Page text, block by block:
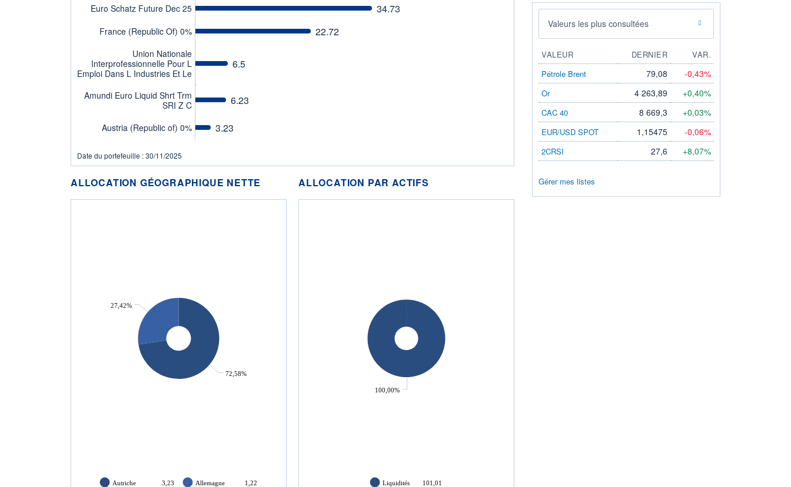
Euro Schatz Future Dec 25 34.73
France (Republic Of) 0% 22.72
Union Nationale
Interprofessionnelle Pour L
Emploi Dans L Industries Et Le
6.5
Amundi Euro Liquid Shrt Trm
SRI Z C
6.23
Austria (Republic of) 0% 3.23
Date du portefeuille : 30/11/2025
ALLOCATION GÉOGRAPHIQUE NETTE
72,58%
27,42%
Autriche 3,23 Allemagne 1,22
ALLOCATION PAR ACTIFS
100,00%
Liquidités 101,01
Valeurs les plus consultées
VALEUR DERNIER
VAR.
Pétrole Brent
79,08 -0,43%
Or 4 263,89 +0,40%
CAC 40 8 669,3 +0,03%
EUR/USD SPOT 1,15475 -0,06%
2CRSI 27,6 +8,07%
Gérer mes listes